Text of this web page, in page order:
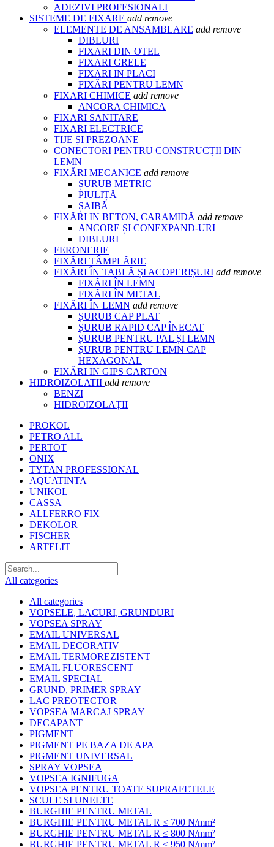
ADEZIVI PROFESIONALI
SISTEME DE FIXARE add remove
ELEMENTE DE ANSAMBLARE add remove
DIBLURI
FIXARI DIN OTEL
FIXARI GRELE
FIXARI IN PLACI
FIXĂRI PENTRU LEMN
FIXARI CHIMICE add remove
ANCORA CHIMICA
FIXARI SANITARE
FIXARI ELECTRICE
TIJE ȘI PREZOANE
CONECTORI PENTRU CONSTRUCȚII DIN
LEMN
FIXĂRI MECANICE add remove
ȘURUB METRIC
PIULIȚĂ
ȘAIBĂ
FIXĂRI IN BETON, CARAMIDĂ add remove
ANCORE ȘI CONEXPAND-URI
DIBLURI
FERONERIE
FIXĂRI TÂMPLĂRIE
FIXĂRI ÎN TABLĂ ȘI ACOPERIȘURI add remove
FIXĂRI ÎN LEMN
FIXĂRI ÎN METAL
FIXĂRI ÎN LEMN add remove
ȘURUB CAP PLAT
ȘURUB RAPID CAP ÎNECAT
ȘURUB PENTRU PAL ȘI LEMN
ȘURUB PENTRU LEMN CAP
HEXAGONAL
FIXĂRI IN GIPS CARTON
HIDROIZOLATII add remove
BENZI
HIDROIZOLAȚII
PROKOL
PETRO ALL
PERTOT
ONIX
TYTAN PROFESSIONAL
AQUATINTA
UNIKOL
CASSA
ALLFERRO FIX
DEKOLOR
FISCHER
ARTELIT
All categories
All categories
VOPSELE, LACURI, GRUNDURI
VOPSEA SPRAY
EMAIL UNIVERSAL
EMAIL DECORATIV
EMAIL TERMOREZISTENT
EMAIL FLUORESCENT
EMAIL SPECIAL
GRUND, PRIMER SPRAY
LAC PREOTECTOR
VOPSEA MARCAJ SPRAY
DECAPANT
PIGMENT
PIGMENT PE BAZA DE APA
PIGMENT UNIVERSAL
SPRAY VOPSEA
VOPSEA IGNIFUGA
VOPSEA PENTRU TOATE SUPRAFETELE
SCULE SI UNELTE
BURGHIE PENTRU METAL
BURGHIE PENTRU METAL R ≤ 700 N/mm²
BURGHIE PENTRU METAL R ≤ 800 N/mm²
BURGHIE PENTRU METAL R ≤ 950 N/mm²